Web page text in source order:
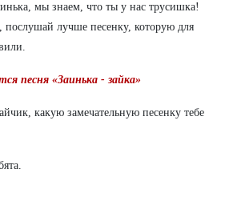
мы знаем, что ты у нас трусишка!
лучше песенку, которую для
песня «Заинька - зайка»
какую замечательную песенку тебе